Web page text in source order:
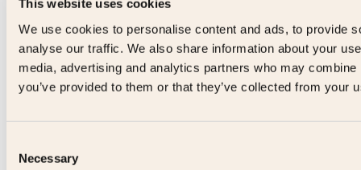
This website uses cookies
We use cookies to personalise content and ads, to provide
analyse our traffic. We also share information about your
media, advertising and analytics partners who may
you’ve provided to them or that they’ve collected from your
Selection
Necessary